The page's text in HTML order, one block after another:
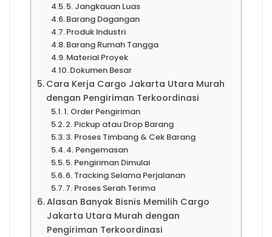
5. Jangkauan Luas
Barang Dagangan
Produk Industri
Barang Rumah Tangga
Material Proyek
Dokumen Besar
Cara Kerja Cargo Jakarta Utara Murah
dengan Pengiriman Terkoordinasi
1. Order Pengiriman
2. Pickup atau Drop Barang
3. Proses Timbang & Cek Barang
4. Pengemasan
5. Pengiriman Dimulai
6. Tracking Selama Perjalanan
7. Proses Serah Terima
Alasan Banyak Bisnis Memilih Cargo
Jakarta Utara Murah dengan
Pengiriman Terkoordinasi